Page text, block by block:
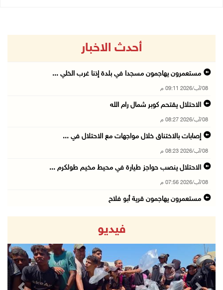
أحدث الاخبار
مستعمرون يهاجمون مسجدا في بلدة إذنا غرب الخلي ...
08/آب/2026 09:11 م
الاحتلال يقتحم كوبر شمال رام الله
08/آب/2026 08:27 م
إصابات بالاختناق خلال مواجهات مع الاحتلال في ...
08/آب/2026 08:23 م
الاحتلال ينصب حواجز طيارة في محيط مخيم طولكرم ...
08/آب/2026 07:56 م
مستعمرون يهاجمون قرية أبو فلاح
مستعمرون يقتحمون بلدة بيت عور التحتا وقرية جل ...
08/آب/2026 06:39 م
فلسطين تدين الهجوم على ناقلة إماراتية في مضيق ...
08/آب/2026 06:25 م
فيديو